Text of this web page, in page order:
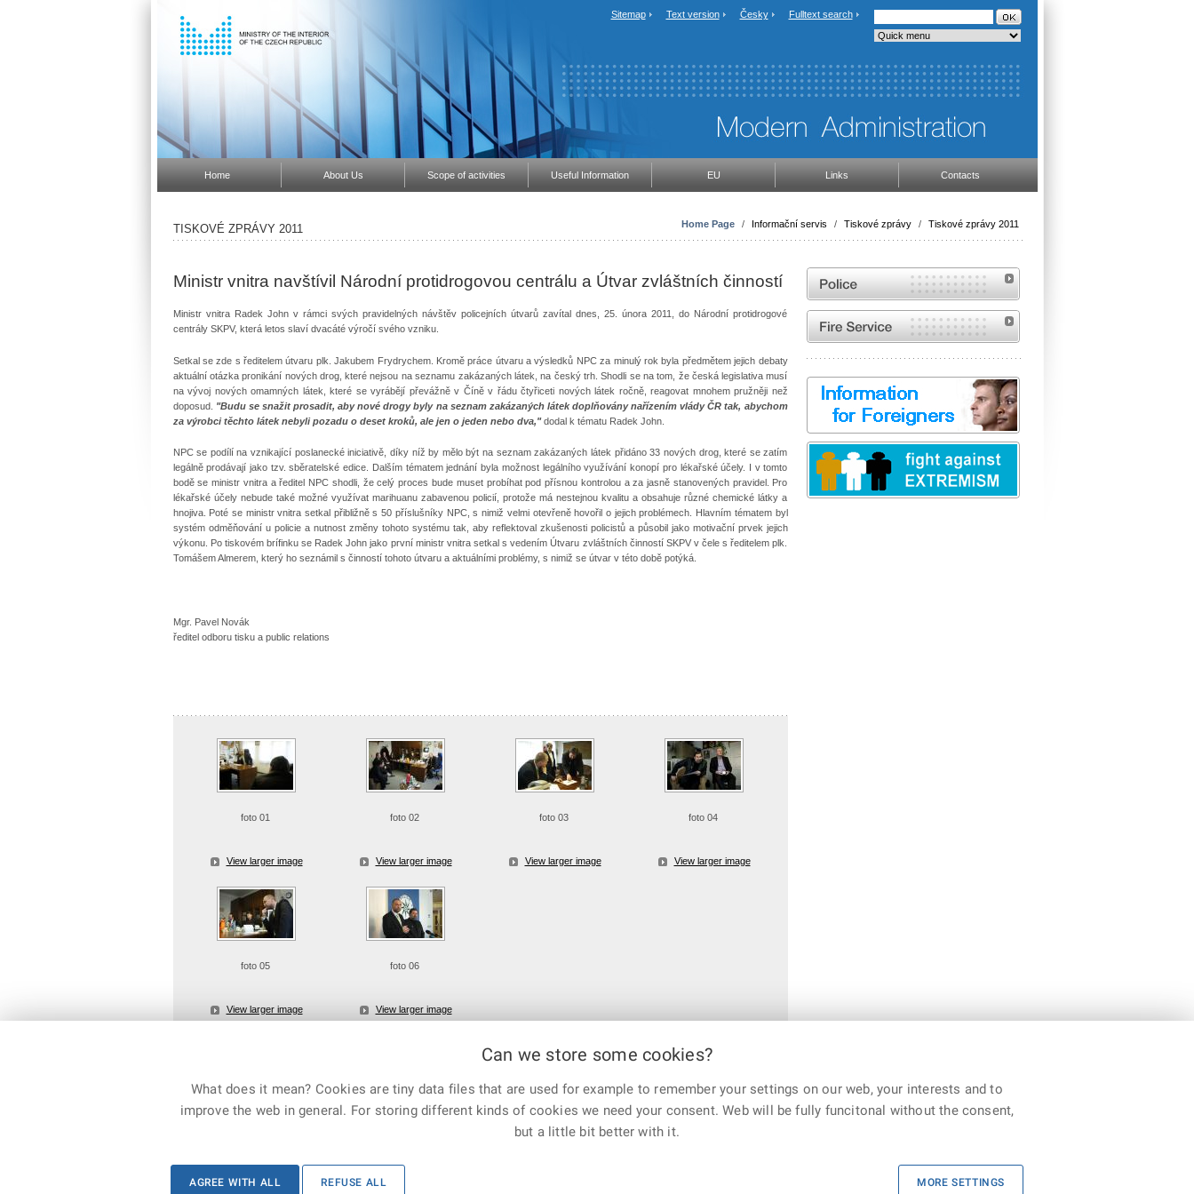
Sitemap Text version Česky Fulltext search
Home About Us Scope of activities Useful Information EU Links Contacts
Home Page / Informační servis / Tiskové zprávy / Tiskové zprávy 2011
TISKOVÉ ZPRÁVY 2011
Ministr vnitra navštívil Národní protidrogovou centrálu a Útvar zvláštních činností
Ministr vnitra Radek John v rámci svých pravidelných návštěv policejních útvarů zavítal dnes, 25. února 2011, do Národní protidrogové
centrály SKPV, která letos slaví dvacáté výročí svého vzniku.
Setkal se zde s ředitelem útvaru plk. Jakubem Frydrychem. Kromě práce útvaru a výsledků NPC za minulý rok byla předmětem jejich debaty
aktuální otázka pronikání nových drog, které nejsou na seznamu zakázaných látek, na český trh. Shodli se na tom, že česká legislativa musí
na vývoj nových omamných látek, které se vyrábějí převážně v Číně v řádu čtyřiceti nových látek ročně, reagovat mnohem pružněji než
doposud. "Budu se snažit prosadit, aby nové drogy byly na seznam zakázaných látek doplňovány nařízením vlády ČR tak, abychom
za výrobci těchto látek nebyli pozadu o deset kroků, ale jen o jeden nebo dva,"dodal k tématu Radek John.
NPC se podílí na vznikající poslanecké iniciativě, díky níž by mělo být na seznam zakázaných látek přidáno 33 nových drog, které se zatím
legálně prodávají jako tzv. sběratelské edice. Dalším tématem jednání byla možnost legálního využívání konopí pro lékařské účely. I v tomto
bodě se ministr vnitra a ředitel NPC shodli, že celý proces bude muset probíhat pod přísnou kontrolou a za jasně stanovených pravidel. Pro
lékařské účely nebude také možné využívat marihuanu zabavenou policií, protože má nestejnou kvalitu a obsahuje různé chemické látky a
hnojiva. Poté se ministr vnitra setkal přibližně s 50 příslušníky NPC, s nimiž velmi otevřeně hovořil o jejich problémech. Hlavním tématem byl
systém odměňování u policie a nutnost změny tohoto systému tak, aby reflektoval zkušenosti policistů a působil jako motivační prvek jejich
výkonu. Po tiskovém brífinku se Radek John jako první ministr vnitra setkal s vedením Útvaru zvláštních činností SKPV v čele s ředitelem plk.
Tomášem Almerem, který ho seznámil s činností tohoto útvaru a aktuálními problémy, s nimiž se útvar v této době potýká.
Mgr. Pavel Novák
ředitel odboru tisku a public relations
foto 01
View larger image
foto 02
View larger image
foto 03
View larger image
foto 04
View larger image
foto 05
View larger image
foto 06
View larger image
Corp.
Facebook
Website of the Police of the Czech Republic
Website of the Fire and Rescue Service of the
Czech Republic
© 2026 The Ministry of the Interior of the Czech Republic, all rights reserved Declaration of accessability |
Can we store some cookies?
What does it mean? Cookies are tiny data files that are used for example to remember your settings on our web, your interests and to
improve the web in general. For storing different kinds of cookies we need your consent. Web will be fully funcitonal without the consent,
but a little bit better with it.
AGREE WITH ALL REFUSE ALL MORE SETTINGS